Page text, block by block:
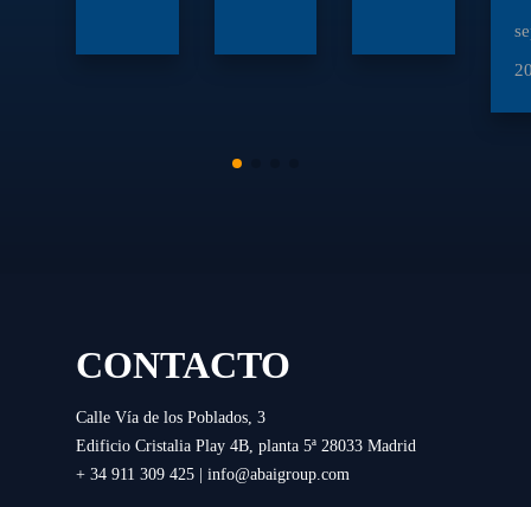
CONTACTO
Calle Vía de los Poblados, 3
Edificio Cristalia Play 4B, planta 5ª 28033 Madrid
+ 34 911 309 425 | info@abaigroup.com